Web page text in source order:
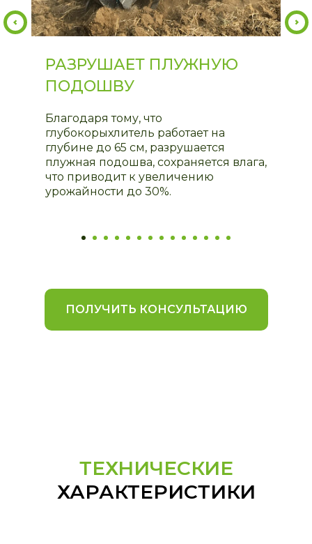
РАЗРУШАЕТ ПЛУЖНУЮ
ПОДОШВУ
Благодаря тому, что
глубокорыхлитель работает на
глубине до 65 см, разрушается
плужная подошва, сохраняется влага,
что приводит к увеличению
урожайности до 30%.
ПОЛУЧИТЬ КОНСУЛЬТАЦИЮ
ТЕХНИЧЕСКИЕ
ХАРАКТЕРИСТИКИ